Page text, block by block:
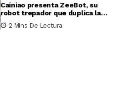
Cainiao presenta ZeeBot, su
robot trepador que duplica la
eficiencia de almacenamiento
y recogida en pruebas reales
2 Mins De Lectura